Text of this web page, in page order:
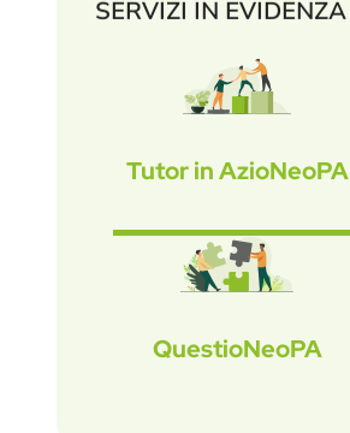
SERVIZI IN EVIDENZA
Tutor in AzioNeoPA
QuestioNeoPA